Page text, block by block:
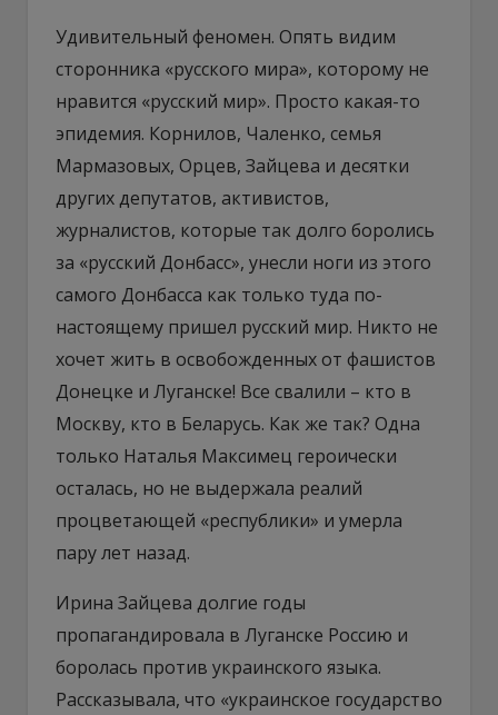
Удивительный феномен. Опять видим
сторонника «русского мира», которому не
нравится «русский мир». Просто какая-то
эпидемия. Корнилов, Чаленко, семья
Мармазовых, Орцев, Зайцева и десятки
других депутатов, активистов,
журналистов, которые так долго боролись
за «русский Донбасс», унесли ноги из этого
самого Донбасса как только туда по-
настоящему пришел русский мир. Никто не
хочет жить в освобожденных от фашистов
Донецке и Луганске! Все свалили – кто в
Москву, кто в Беларусь. Как же так? Одна
только Наталья Максимец героически
осталась, но не выдержала реалий
процветающей «республики» и умерла
пару лет назад.
Ирина Зайцева долгие годы
пропагандировала в Луганске Россию и
боролась против украинского языка.
Рассказывала, что «украинское государство